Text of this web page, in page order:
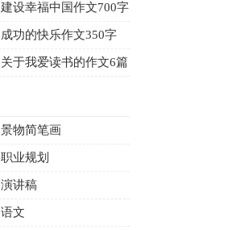
建设幸福中国作文700字
成功的快乐作文350字
关于我爱读书的作文6篇
景物简笔画
职业规划
演讲稿
语文